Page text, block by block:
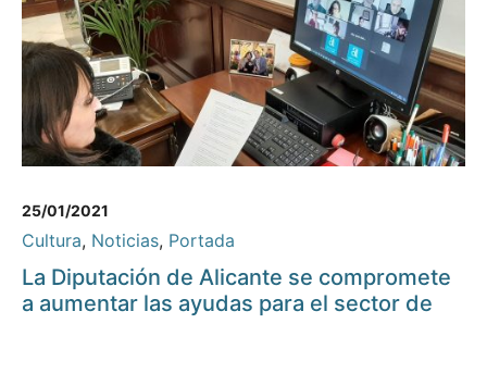
25/01/2021
Cultura, Noticias, Portada
La Diputación de Alicante se compromete
a aumentar las ayudas para el sector de